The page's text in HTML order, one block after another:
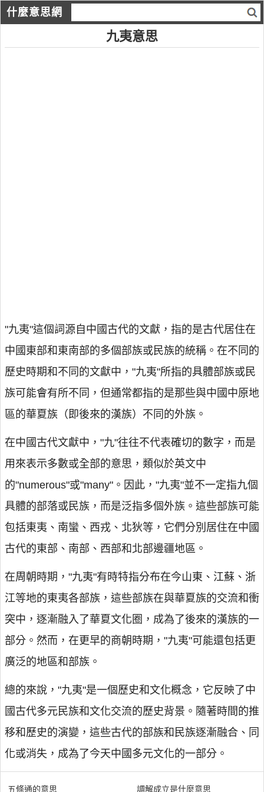
什麼意思網
九夷意思
"九夷"這個詞源自中國古代的文獻，指的是古代居住在
中國東部和東南部的多個部族或民族的統稱。在不同的
歷史時期和不同的文獻中，"九夷"所指的具體部族或民
族可能會有所不同，但通常都指的是那些與中國中原地
區的華夏族（即後來的漢族）不同的外族。
在中國古代文獻中，"九"往往不代表確切的數字，而是
用來表示多數或全部的意思，類似於英文中
的"numerous"或"many"。因此，"九夷"並不一定指九個
具體的部落或民族，而是泛指多個外族。這些部族可能
包括東夷、南蠻、西戎、北狄等，它們分別居住在中國
古代的東部、南部、西部和北部邊疆地區。
在周朝時期，"九夷"有時特指分布在今山東、江蘇、浙
江等地的東夷各部族，這些部族在與華夏族的交流和衝
突中，逐漸融入了華夏文化圈，成為了後來的漢族的一
部分。然而，在更早的商朝時期，"九夷"可能還包括更
廣泛的地區和部族。
總的來說，"九夷"是一個歷史和文化概念，它反映了中
國古代多元民族和文化交流的歷史背景。隨著時間的推
移和歷史的演變，這些古代的部族和民族逐漸融合、同
化或消失，成為了今天中國多元文化的一部分。
五條通的意思 調解成立是什麼意思